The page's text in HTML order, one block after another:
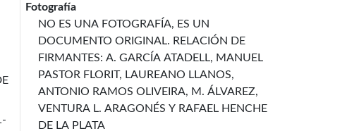
Fotografía
NO ES UNA FOTOGRAFÍA, ES UN
DOCUMENTO ORIGINAL. RELACIÓN DE
FIRMANTES: A. GARCÍA ATADELL, MANUEL
PASTOR FLORIT, LAUREANO LLANOS,
ANTONIO RAMOS OLIVEIRA, M. ÁLVAREZ,
VENTURA L. ARAGONÉS Y RAFAEL HENCHE
DE LA PLATA